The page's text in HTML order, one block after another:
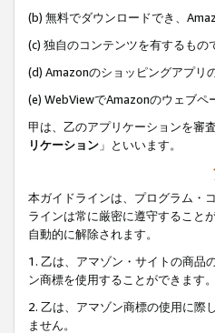
(b) 無料でダウンロードでき、
(c) 独自のコンテンツを有するもの
(d) Amazonのショッピングアプリ
(e) WebViewでAmazonのウェブ
甲は、乙のアプリケーションを審
リケーション 」といいます。
本ガイドラインは、プログラム・
ラインは常に厳密に遵守すること
自動的に解除されます。
1. 乙は、アマゾン・サイトの商品
ン商標を使用することができます。
2. 乙は、アマゾン商標の使用に際
ません。